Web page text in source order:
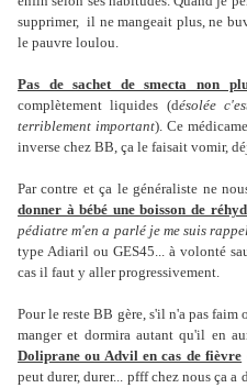
supprimer, il ne mangeait plus, ne
le pauvre loulou.
Pas de sachet de smecta non
complètement liquides (désolée
terriblement important). Ce
inverse chez BB, ça le faisait vomir,
Par contre et ça le généraliste ne
donner à bébé une boisson de
pédiatre m'en a parlé je me suis
type Adiaril ou GES45... à volonté
cas il faut y aller progressivement.
Pour le reste BB gère, s'il n'a pas
manger et dormira autant qu'il en
Doliprane ou Advil en cas de fièvre
peut durer, durer... pfff chez nous ça a